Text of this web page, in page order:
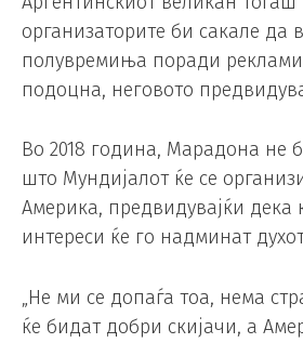
организаторите би сакале да
полувремиња поради
подоцна, неговото
Во 2018 година, Марадона не
што Мундијалот ќе се
Америка, предвидувајќи дека
интереси ќе го надминат
„Не ми се допаѓа тоа, нема
ќе бидат добри скијачи, а